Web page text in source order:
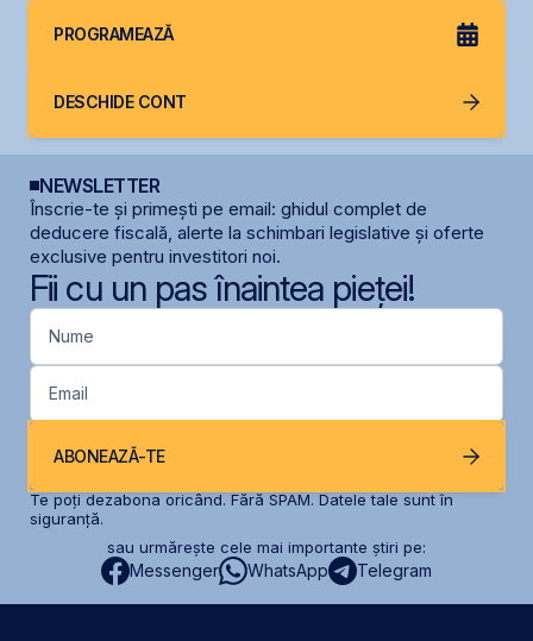
PROGRAMEAZĂ
DESCHIDE CONT
NEWSLETTER
Înscrie-te și primești pe email: ghidul complet de
deducere fiscală, alerte la schimbari legislative și oferte
exclusive pentru investitori noi.
Fii cu un pas înaintea pieței!
Nume
Email
ABONEAZĂ-TE
Te poți dezabona oricând. Fără SPAM. Datele tale sunt în
siguranță.
sau urmărește cele mai importante știri pe:
Messenger WhatsApp Telegram